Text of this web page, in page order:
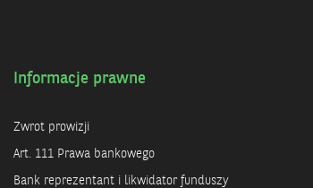
Informacje prawne
Zwrot prowizji
Art. 111 Prawa bankowego
Bank reprezentant i likwidator funduszy